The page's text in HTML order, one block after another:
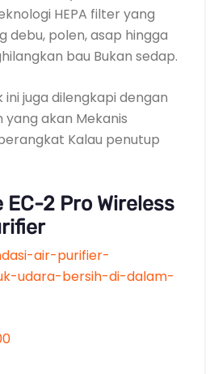
2 Pro Wireless
udara mobil tanpa
polutan aktif di mobil
juga zat aktif
bakteri
yang malah